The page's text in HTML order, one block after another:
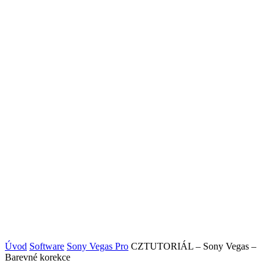
Úvod Software Sony Vegas Pro CZTUTORIÁL – Sony Vegas –
Barevné korekce